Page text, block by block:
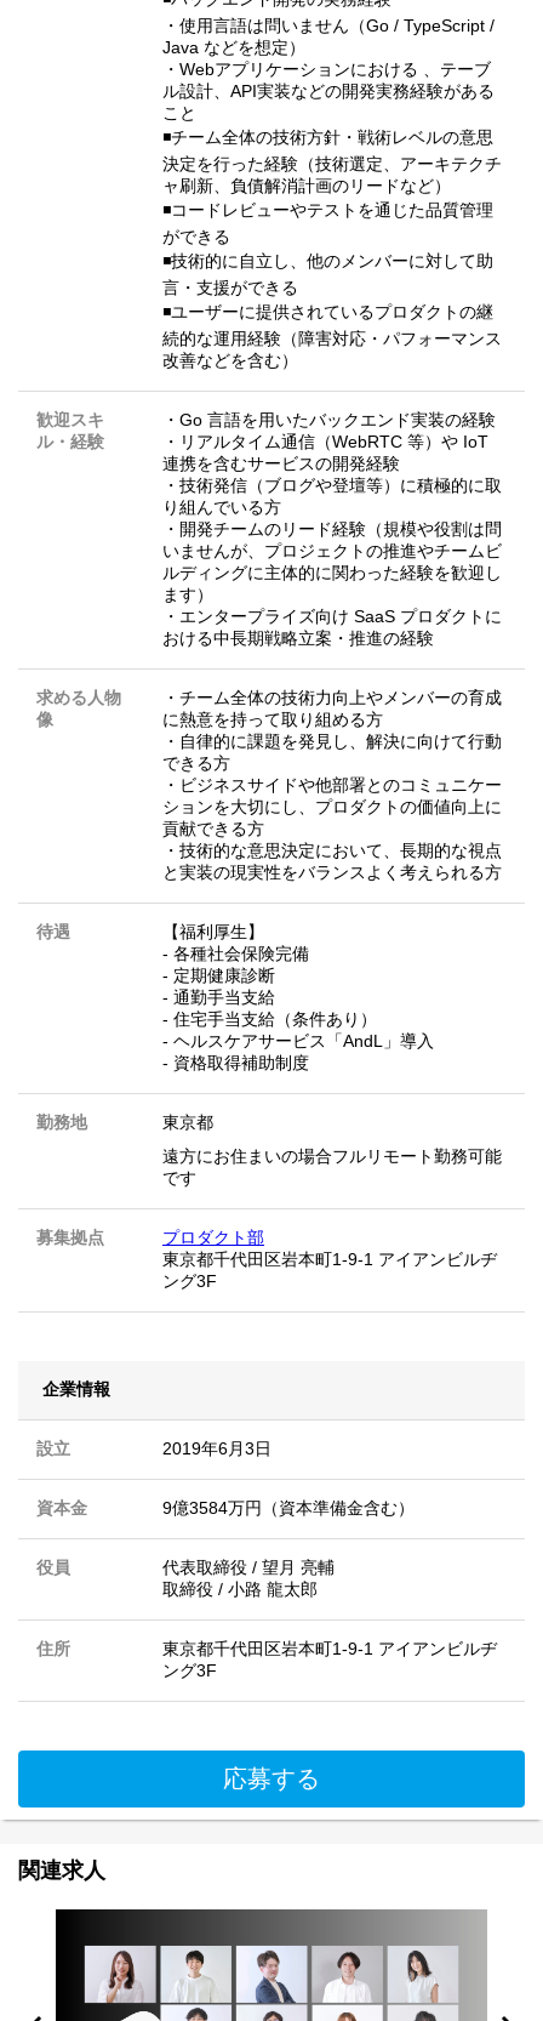
・使用言語は問いません（Go / TypeScript /
Java などを想定）
・Webアプリケーションにおける 、テーブ
ル設計、API実装などの開発実務経験がある
こと
◾️チーム全体の技術方針・戦術レベルの意思
決定を行った経験（技術選定、アーキテクチ
ャ刷新、負債解消計画のリードなど）
◾️コードレビューやテストを通じた品質管理
ができる
◾️技術的に自立し、他のメンバーに対して助
言・支援ができる
◾️ユーザーに提供されているプロダクトの継
続的な運用経験（障害対応・パフォーマンス
改善などを含む）
歓迎スキ
ル・経験
・Go 言語を用いたバックエンド実装の経験
・リアルタイム通信（WebRTC 等）や IoT
連携を含むサービスの開発経験
・技術発信（ブログや登壇等）に積極的に取
り組んでいる方
・開発チームのリード経験（規模や役割は問
いませんが、プロジェクトの推進やチームビ
ルディングに主体的に関わった経験を歓迎し
ます）
・エンタープライズ向け SaaS プロダクトに
おける中長期戦略立案・推進の経験
求める人物
像
・チーム全体の技術力向上やメンバーの育成
に熱意を持って取り組める方
・自律的に課題を発見し、解決に向けて行動
できる方
・ビジネスサイドや他部署とのコミュニケー
ションを大切にし、プロダクトの価値向上に
貢献できる方
・技術的な意思決定において、長期的な視点
と実装の現実性をバランスよく考えられる方
待遇
【福利厚生】
- 各種社会保険完備
- 定期健康診断
- 通勤手当支給
- 住宅手当支給（条件あり）
- ヘルスケアサービス「AndL」導入
- 資格取得補助制度
勤務地
東京都
遠方にお住まいの場合フルリモート勤務可能
です
募集拠点
プロダクト部
東京都千代田区岩本町1-9-1 アイアンビルヂ
ング3F
企業情報
設立 2019年6月3日
資本金 9億3584万円（資本準備金含む）
役員
代表取締役 / 望月 亮輔
取締役 / 小路 龍太郎
住所
東京都千代田区岩本町1-9-1 アイアンビルヂ
ング3F
応募する
関連求人